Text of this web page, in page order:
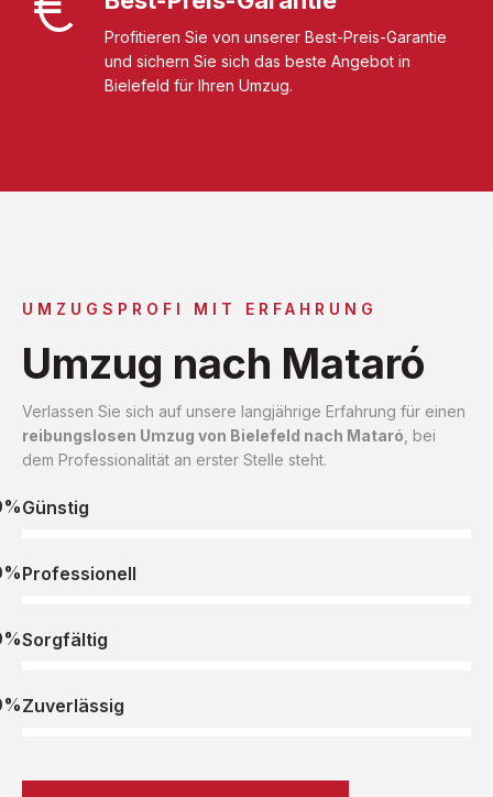
Profitieren Sie von unserer Best-Preis-Garantie
und sichern Sie sich das beste Angebot in
Bielefeld für Ihren Umzug.
UMZUGSPROFI MIT ERFAHRUNG
Umzug nach Mataró
Verlassen Sie sich auf unsere langjährige Erfahrung für einen
reibungslosen Umzug von Bielefeld nach Mataró , bei
dem Professionalität an erster Stelle steht.
Günstig
Professionell
Sorgfältig
Zuverlässig